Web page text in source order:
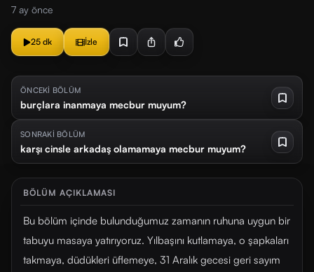
7 ay önce
25 dk İzle
ÖNCEKİ BÖLÜM
burçlara inanmaya mecbur muyum?
SONRAKİ BÖLÜM
karşı cinsle arkadaş olamamaya mecbur muyum?
BÖLÜM AÇIKLAMASI
Bu bölüm içinde bulunduğumuz zamanın ruhuna uygun bir
tabuyu masaya yatırıyoruz. Yılbaşını kutlamaya, o şapkaları
takmaya, düdükleri üflemeye, 31 Aralık gecesi geri sayım